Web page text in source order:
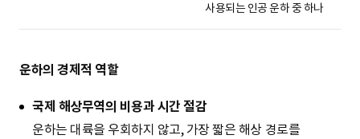
사용되는 인공 운하 중 하나
운하의 경제적 역할
국제 해상무역의 비용과 시간 절감
운하는 대륙을 우회하지 않고, 가장 짧은 해상 경로를